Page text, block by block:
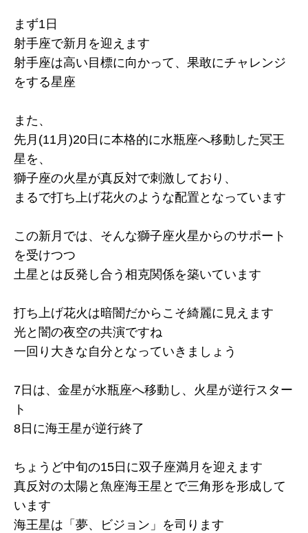
まず1日
射手座で新月を迎えます
射手座は高い目標に向かって、果敢にチャレンジ
をする星座
また、
先月(11月)20日に本格的に水瓶座へ移動した冥王
星を、
獅子座の火星が真反対で刺激しており、
まるで打ち上げ花火のような配置となっています
この新月では、そんな獅子座火星からのサポート
を受けつつ
土星とは反発し合う相克関係を築いています
打ち上げ花火は暗闇だからこそ綺麗に見えます
光と闇の夜空の共演ですね
一回り大きな自分となっていきましょう
7日は、金星が水瓶座へ移動し、火星が逆行スター
ト
8日に海王星が逆行終了
ちょうど中旬の15日に双子座満月を迎えます
真反対の太陽と魚座海王星とで三角形を形成して
います
海王星は「夢、ビジョン」を司ります